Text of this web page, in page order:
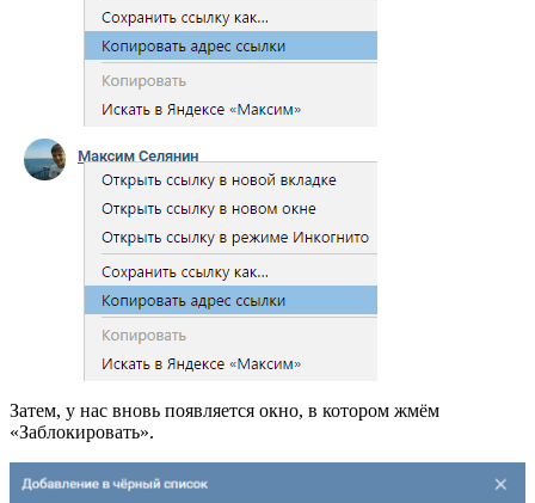
Затем, у нас вновь появляется окно, в котором жмём
«Заблокировать».